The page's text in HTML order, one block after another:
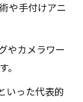
や手付けアニ
やカメラワー
いった代表的